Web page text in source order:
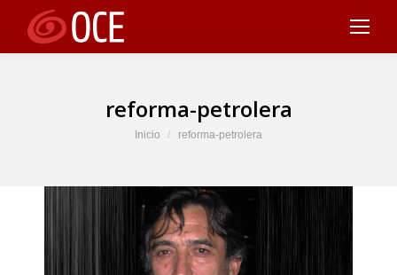
reforma-petrolera
Estás aquí:
Inicio reforma-petrolera